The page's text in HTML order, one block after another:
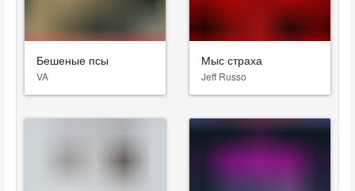
Бешеные псы
VA
Мыс страха
Jeff Russo